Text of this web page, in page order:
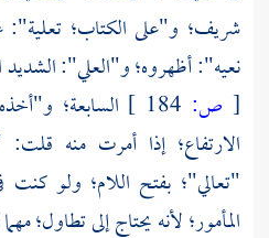
شريف؛ و"على الكتاب؛ تعلية":
نعيه": أظهروه؛ و"العلي":
[ ص:
السابعة؛
الارتفاع؛ إذا أمرت منه قلت:
"تعالي"؛ بفتح اللام؛ ولو
المأمور؛ لأنه يحتاج إلى تطاول؛